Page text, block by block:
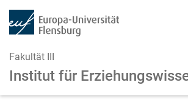
Fakultät III
Institut für